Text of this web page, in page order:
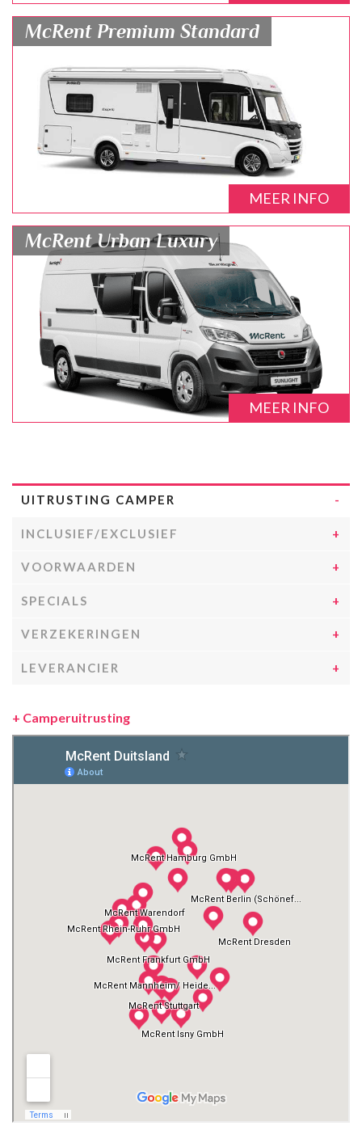
McRent Premium Standard
MEER INFO
McRent Urban Luxury
MEER INFO
UITRUSTING CAMPER
INCLUSIEF/EXCLUSIEF
VOORWAARDEN
SPECIALS
VERZEKERINGEN
LEVERANCIER
+ Camperuitrusting